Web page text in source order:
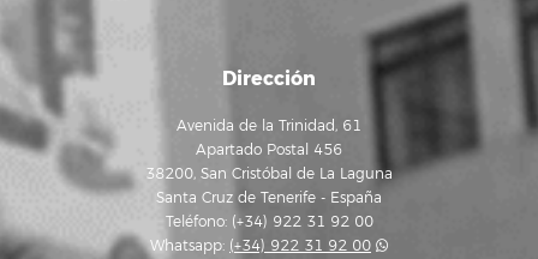
Dirección
Avenida de la Trinidad, 61
Apartado Postal 456
38200, San Cristóbal de La Laguna
Santa Cruz de Tenerife - España
Teléfono: (+34) 922 31 92 00
Whatsapp: (+34) 922 31 92 00